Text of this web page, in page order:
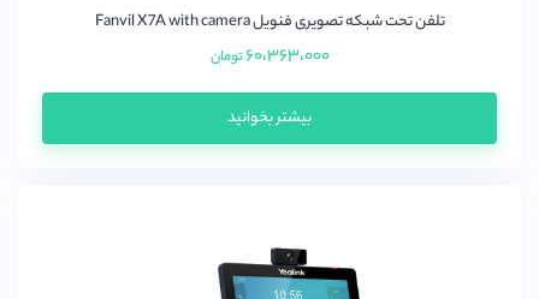
تلفن تحت شبکه تصویری فنویل Fanvil X7A with camera
۶۰،۳۶۳،۰۰۰تومان
بیشتر بخوانید